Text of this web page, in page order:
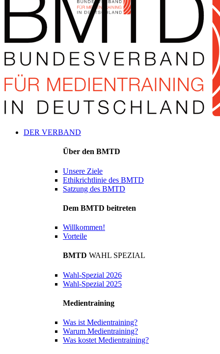
DER VERBAND
Über den BMTD
Unsere Ziele
Ethikrichtlinie des BMTD
Satzung des BMTD
Dem BMTD beitreten
Willkommen!
Vorteile
BMTD WAHL SPEZIAL
Wahl-Spezial 2026
Wahl-Spezial 2025
Medientraining
Was ist Medientraining?
Warum Medientraining?
Was kostet Medientraining?